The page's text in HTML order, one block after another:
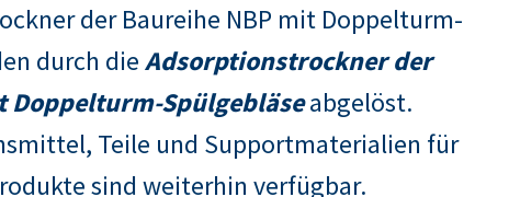
der Baureihe NBP mit Doppelturm-
durch dieAdsorptionstrockner der
Spülgebläseabgelöst.
Teile und Supportmaterialien für
sind weiterhin verfügbar.